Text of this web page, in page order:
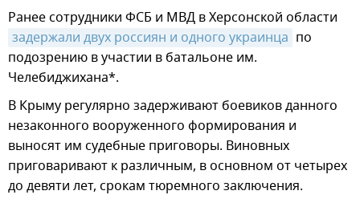
Ранее сотрудники ФСБ и МВД в Херсонской области
задержали двух россиян и одного украинца по
подозрению в участии в батальоне им.
Челебиджихана*.
В Крыму регулярно задерживают боевиков данного
незаконного вооруженного формирования и
выносят им судебные приговоры. Виновных
приговаривают к различным, в основном от четырех
до девяти лет, срокам тюремного заключения.